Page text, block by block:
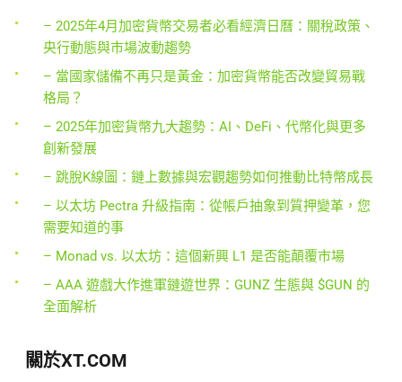
– 2025年4月加密貨幣交易者必看經濟日曆：關稅政策、
央行動態與市場波動趨勢
– 當國家儲備不再只是黃金：加密貨幣能否改變貿易戰
格局？
– 2025年加密貨幣九大趨勢：AI、DeFi、代幣化與更多
創新發展
– 跳脫K線圖：鏈上數據與宏觀趨勢如何推動比特幣成長
– 以太坊 Pectra 升級指南：從帳戶抽象到質押變革，您
需要知道的事
– Monad vs. 以太坊：這個新興 L1 是否能顛覆市場
– AAA 遊戲大作進軍鏈遊世界：GUNZ 生態與 $GUN 的
全面解析
關於XT.COM